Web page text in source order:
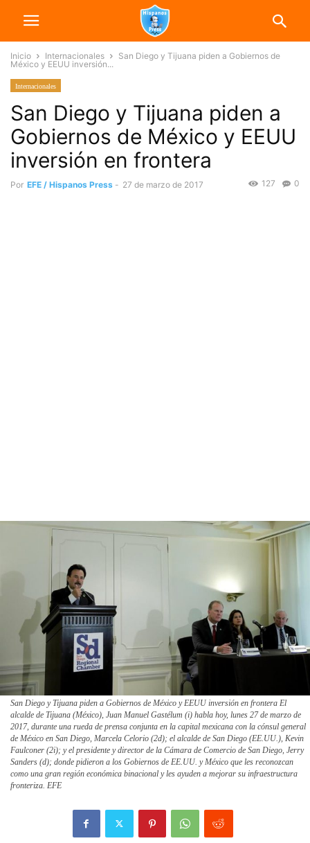
Inicio Internacionales
San Diego y Tijuana piden a Gobiernos de
México y EEUU inversión...
Internacionales
San Diego y Tijuana piden a
Gobiernos de México y EEUU
inversión en frontera
Por EFE / Hispanos Press - 27 de marzo de 2017 0
127
San Diego y Tijuana piden a Gobiernos de México y EEUU inversión en frontera El
alcalde de Tijuana (México), Juan Manuel Gastélum (i) habla hoy, lunes 27 de marzo de
2017, durante una rueda de prensa conjunta en la capital mexicana con la cónsul general
de México en San Diego, Marcela Celorio (2d); el alcalde de San Diego (EE.UU.), Kevin
Faulconer (2i); y el presidente y director de la Cámara de Comercio de San Diego, Jerry
Sanders (d); donde pidieron a los Gobiernos de EE.UU. y México que les reconozcan
como una gran región económica binacional y les ayuden a mejorar su infraestructura
fronteriza. EFE